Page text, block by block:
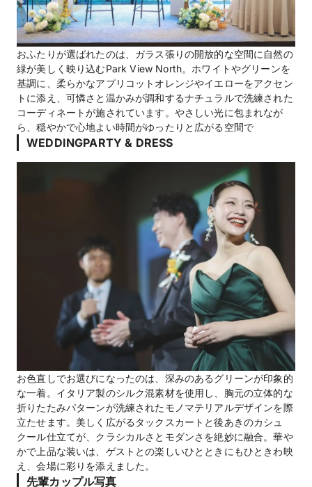
おふたりが選ばれたのは、ガラス張りの開放的な空間に自然の
緑が美しく映り込むPark View North。ホワイトやグリーンを
基調に、柔らかなアプリコットオレンジやイエローをアクセン
トに添え、可憐さと温かみが調和するナチュラルで洗練された
コーディネートが施されています。やさしい光に包まれなが
ら、穏やかで心地よい時間がゆったりと広がる空間で
WEDDINGPARTY & DRESS
お色直しでお選びになったのは、深みのあるグリーンが印象的
な一着。イタリア製のシルク混素材を使用し、胸元の立体的な
折りたたみパターンが洗練されたモノマテリアルデザインを際
立たせます。美しく広がるタックスカートと後あきのカシュ
クール仕立てが、クラシカルさとモダンさを絶妙に融合。華や
かで上品な装いは、ゲストとの楽しいひとときにもひときわ映
え、会場に彩りを添えました。
先輩カップル写真